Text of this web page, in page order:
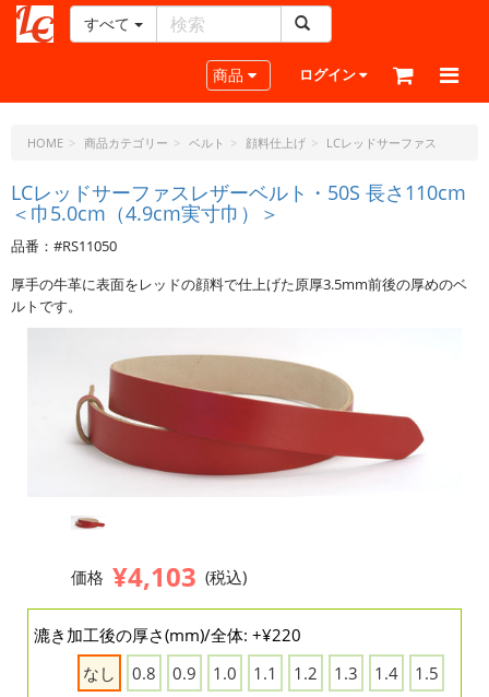
ー
ラ
ト・
ド
ッ
ト・
ジ
ェ
ー
すべて
Toggle navigation
商品 ログイン
HOME 商品カテゴリー ベルト 顔料仕上げ LCレッドサーファス
LCレッドサーファスレザーベルト・50S 長さ110cm
＜巾5.0cm（4.9cm実寸巾）＞
品番：#RS11050
厚手の牛革に表面をレッドの顔料で仕上げた原厚3.5mm前後の厚めのベ
ルトです。
価格 ¥4,103 (税込)
漉き加工後の厚さ(mm)/全体: +¥220
なし
0.8 0.9 1.0 1.1 1.2 1.3 1.4
1.5